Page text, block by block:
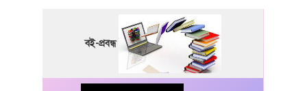
বই-প্রবন্ধ